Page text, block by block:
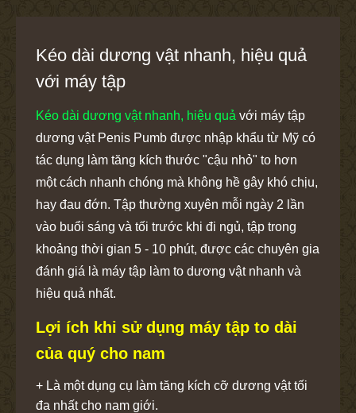
Kéo dài dương vật nhanh, hiệu quả
với máy tập
Kéo dài dương vật nhanh, hiệu quả với máy tập
dương vật Penis Pumb được nhập khẩu từ Mỹ có
tác dụng làm tăng kích thước "cậu nhỏ" to hơn
một cách nhanh chóng mà không hề gây khó chịu,
hay đau đớn. Tập thường xuyên mỗi ngày 2 lần
vào buổi sáng và tối trước khi đi ngủ, tập trong
khoảng thời gian 5 - 10 phút, được các chuyên gia
đánh giá là máy tập làm to dương vật nhanh và
hiệu quả nhất.
Lợi ích khi sử dụng máy tập to dài
của quý cho nam
+ Là một dụng cụ làm tăng kích cỡ dương vật tối
đa nhất cho nam giới.